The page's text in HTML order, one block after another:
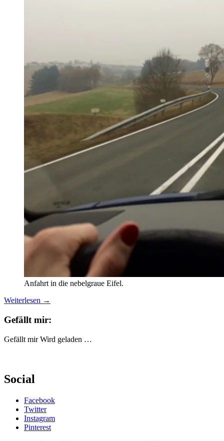
Anfahrt in die nebelgraue Eifel.
Weiterlesen →
Gefällt mir:
Gefällt mir Wird geladen …
Social
Facebook
Twitter
Instagram
Pinterest